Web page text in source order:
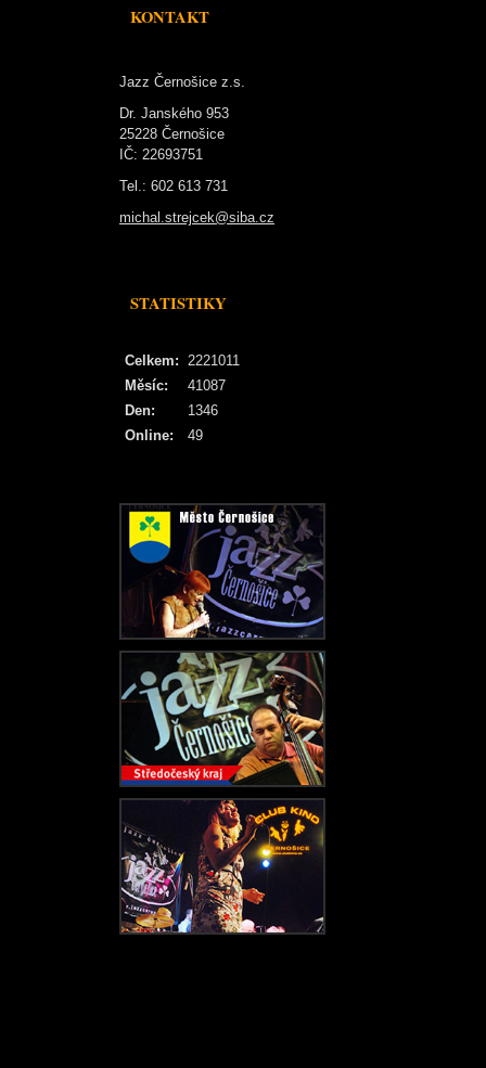
KONTAKT
Jazz Černošice z.s.
Dr. Janského 953
25228 Černošice
IČ: 22693751
Tel.: 602 613 731
michal.strejcek@siba.cz
STATISTIKY
Online: 49
Celkem: 2221011
Měsíc:
41087
Den:
1346